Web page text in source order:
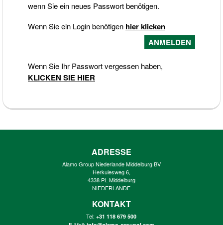
wenn Sie ein neues Passwort benötigen.
Wenn Sie ein Login benötigen hier klicken
Wenn Sie Ihr Passwort vergessen haben,
KLICKEN SIE HIER
ADRESSE
Alamo Group Niederlande Middelburg BV
Herkulesweg 6,
4338 PL Middelburg
NIEDERLANDE
KONTAKT
Tel:+31 118 679 500